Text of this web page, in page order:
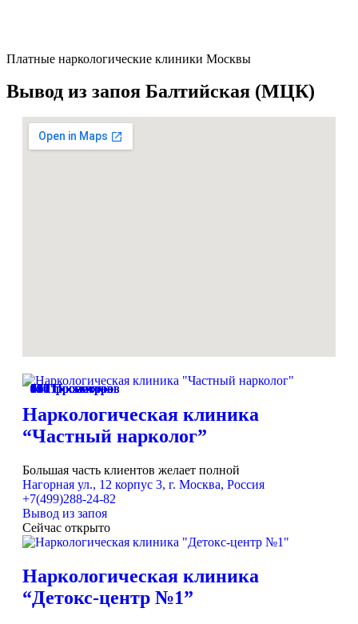
Платные наркологические клиники Москвы
Вывод из запоя Балтийская (МЦК)
67 Просмотров
Наркологическая клиника
“Частный нарколог”
Большая часть клиентов желает полной
Нагорная ул., 12 корпус 3, г. Москва, Россия
+7(499)288-24-82
Вывод из запоя
Сейчас открыто
65 Просмотров
Наркологическая клиника
“Детокс-центр №1”
33 Просмотра
166 Просмотров
47 Просмотров
49 Просмотров
174 Просмотра
187 Просмотров
136 Просмотров
94 Просмотра
191 Просмотр
129 Просмотров
54 Просмотра
61 Просмотр
42 Просмотра
66 Просмотров
61 Просмотр
58 Просмотров
32 Просмотра
90 Просмотров
45 Просмотров
67 Просмотров
62 Просмотра
51 Просмотр